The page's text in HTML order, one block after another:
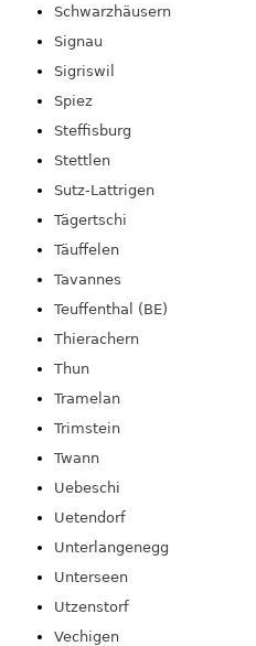
Schwarzhäusern
Signau
Sigriswil
Spiez
Steffisburg
Stettlen
Sutz-Lattrigen
Tägertschi
Täuffelen
Tavannes
Teuffenthal (BE)
Thierachern
Thun
Tramelan
Trimstein
Twann
Uebeschi
Uetendorf
Unterlangenegg
Unterseen
Utzenstorf
Vechigen